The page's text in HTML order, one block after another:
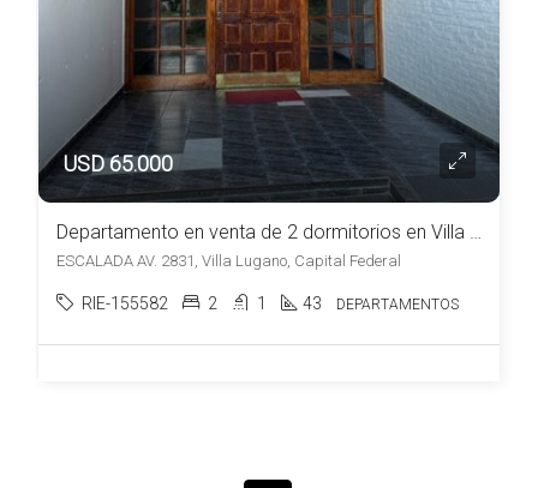
USD 65.000
Departamento en venta de 2 dormitorios en Villa Lugano
ESCALADA AV. 2831, Villa Lugano, Capital Federal
RIE-155582 2 1 43 DEPARTAMENTOS